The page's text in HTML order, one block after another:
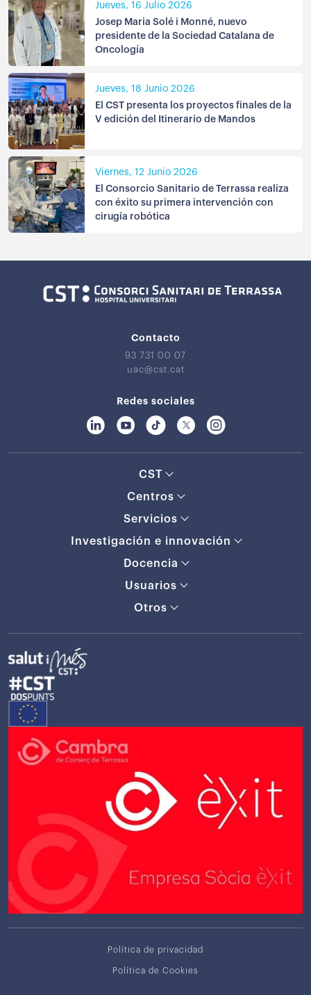
Jueves, 16 Julio 2026
Josep Maria Solé i Monné, nuevo
presidente de la Sociedad Catalana de
Oncología
Jueves, 18 Junio 2026
El CST presenta los proyectos finales de la
V edición del Itinerario de Mandos
Viernes, 12 Junio 2026
El Consorcio Sanitario de Terrassa realiza
con éxito su primera intervención con
cirugía robótica
Contacto
93 731 00 07
uac@cst.cat
Redes sociales
CST
Centros
Servicios
Investigación e innovación
Docencia
Usuarios
Otros
Política de privacidad
Política de Cookies